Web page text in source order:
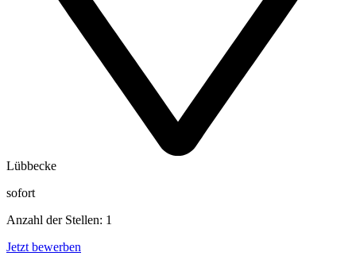
Lübbecke
sofort
Anzahl der Stellen: 1
Jetzt bewerben